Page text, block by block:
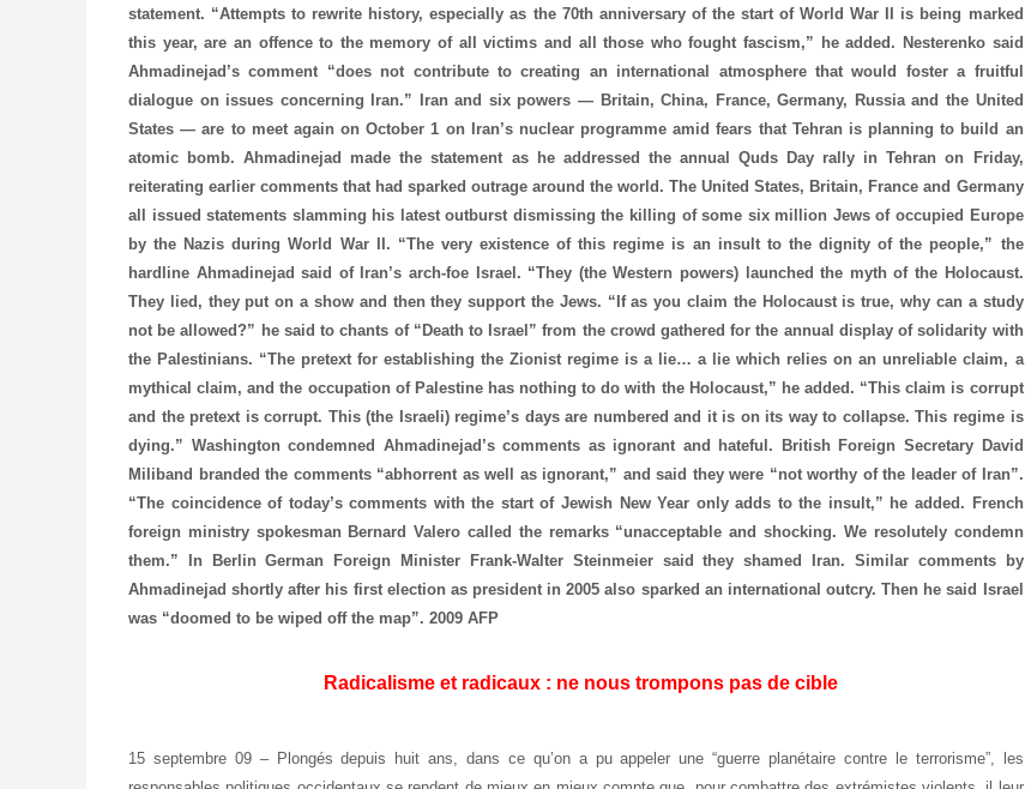
statement. “Attempts to rewrite history, especially as the 70th anniversary of the start of World War II is being marked
this year, are an offence to the memory of all victims and all those who fought fascism,” he added. Nesterenko said
Ahmadinejad’s comment “does not contribute to creating an international atmosphere that would foster a fruitful
dialogue on issues concerning Iran.” Iran and six powers — Britain, China, France, Germany, Russia and the United
States — are to meet again on October 1 on Iran’s nuclear programme amid fears that Tehran is planning to build an
atomic bomb. Ahmadinejad made the statement as he addressed the annual Quds Day rally in Tehran on Friday,
reiterating earlier comments that had sparked outrage around the world. The United States, Britain, France and Germany
all issued statements slamming his latest outburst dismissing the killing of some six million Jews of occupied Europe
by the Nazis during World War II. “The very existence of this regime is an insult to the dignity of the people,” the
hardline Ahmadinejad said of Iran’s arch-foe Israel. “They (the Western powers) launched the myth of the Holocaust.
They lied, they put on a show and then they support the Jews. “If as you claim the Holocaust is true, why can a study
not be allowed?” he said to chants of “Death to Israel” from the crowd gathered for the annual display of solidarity with
the Palestinians. “The pretext for establishing the Zionist regime is a lie… a lie which relies on an unreliable claim, a
mythical claim, and the occupation of Palestine has nothing to do with the Holocaust,” he added. “This claim is corrupt
and the pretext is corrupt. This (the Israeli) regime’s days are numbered and it is on its way to collapse. This regime is
dying.” Washington condemned Ahmadinejad’s comments as ignorant and hateful. British Foreign Secretary David
Miliband branded the comments “abhorrent as well as ignorant,” and said they were “not worthy of the leader of Iran”.
“The coincidence of today’s comments with the start of Jewish New Year only adds to the insult,” he added. French
foreign ministry spokesman Bernard Valero called the remarks “unacceptable and shocking. We resolutely condemn
them.” In Berlin German Foreign Minister Frank-Walter Steinmeier said they shamed Iran. Similar comments by
Ahmadinejad shortly after his first election as president in 2005 also sparked an international outcry. Then he said Israel
was “doomed to be wiped off the map”. 2009 AFP
Radicalisme et radicaux : ne nous trompons pas de cible
15 septembre 09 – Plongés depuis huit ans, dans ce qu’on a pu appeler une “guerre planétaire contre le terrorisme”, les